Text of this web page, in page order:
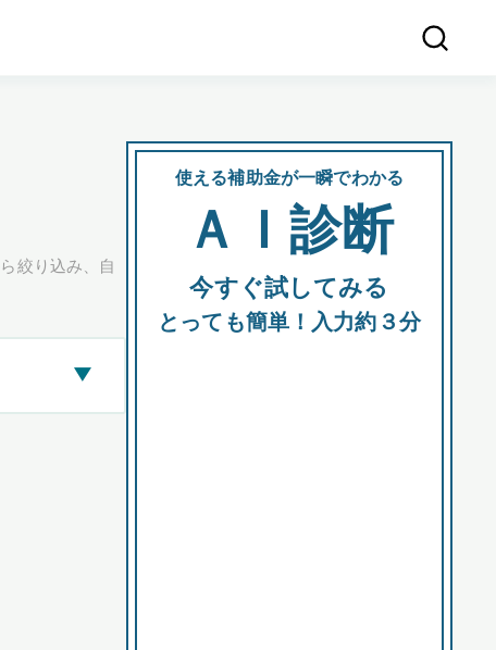
絞り込み、自
▶
使える補助金が一瞬でわかる
ＡＩ診断
今すぐ試してみる
とっても簡単！入力約３分